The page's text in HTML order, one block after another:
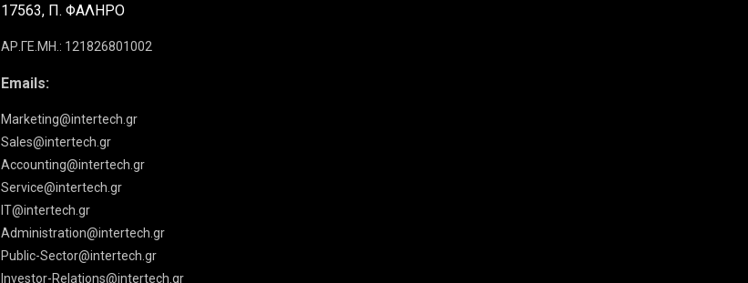
17563, Π. ΦΑΛΗΡΟ
ΑΡ.ΓΕ.ΜΗ.: 121826801002
Emails:
Marketing@intertech.gr
Sales@intertech.gr
Accounting@intertech.gr
Service@intertech.gr
IT@intertech.gr
Administration@intertech.gr
Public-Sector@intertech.gr
Investor-Relations@intertech.gr